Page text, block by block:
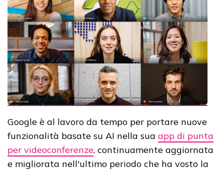
Google è al lavoro da tempo per portare nuove
funzionalità basate su AI nella sua app di punta
per videoconferenze, continuamente aggiornata
e migliorata nell'ultimo periodo che ha vosto la